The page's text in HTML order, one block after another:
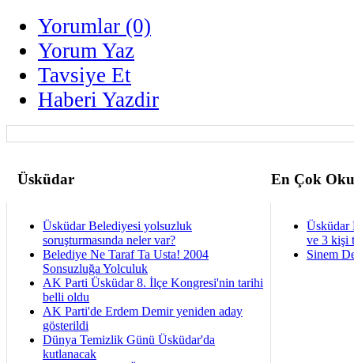
Yorumlar (0)
Yorum Yaz
Tavsiye Et
Haberi Yazdir
Üsküdar En Çok
Üsküdar Belediyesi yolsuzluk
soruşturmasında neler var?
Belediye Ne Taraf Ta Usta! 2004
Sonsuzluğa Yolculuk
AK Parti Üsküdar 8. İlçe Kongresi'nin tarihi
belli oldu
AK Parti'de Erdem Demir yeniden aday
gösterildi
Dünya Temizlik Günü Üsküdar'da
kutlanacak
Üsküdar
ve 3 kişi
Sinem